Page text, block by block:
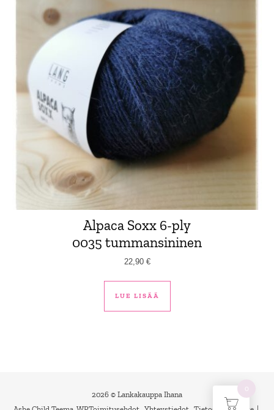
Alpaca Soxx 6-ply
0035 tummansininen
22,90 €
LUE LISÄÄ
2026 © Lankakauppa Ihana
0